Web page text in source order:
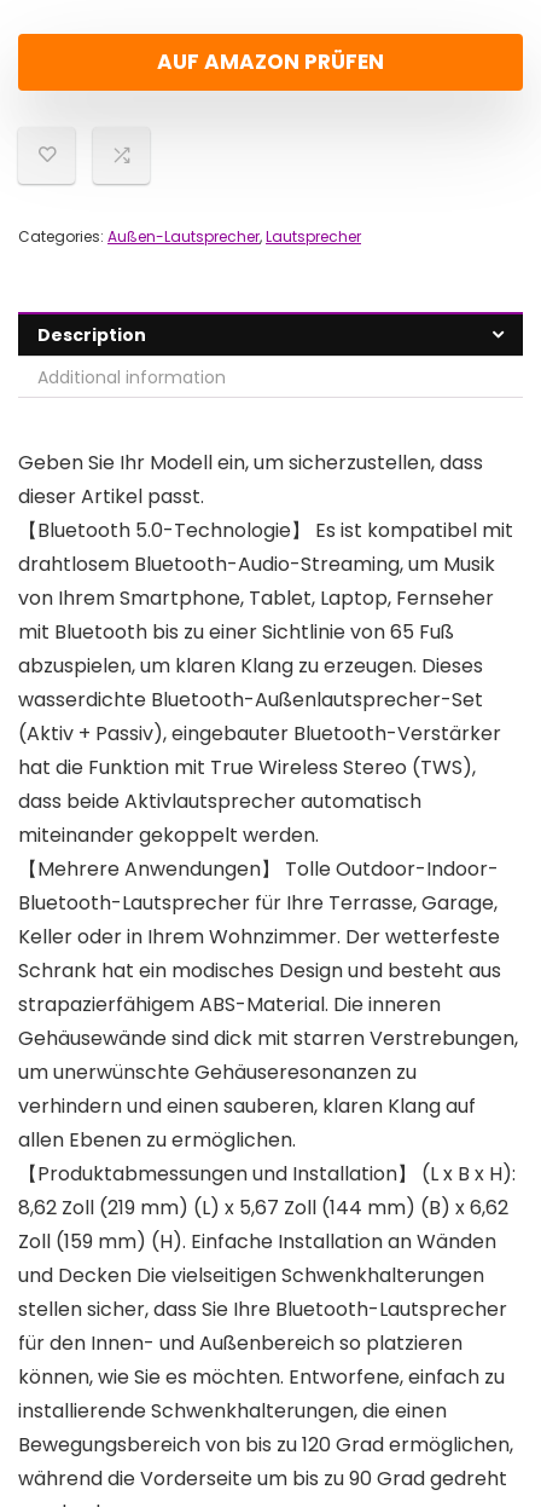
AUF AMAZON PRÜFEN
Categories: Außen-Lautsprecher,Lautsprecher
Description
Additional information
Geben Sie Ihr Modell ein, um sicherzustellen, dass
dieser Artikel passt.
【Bluetooth 5.0-Technologie】 Es ist kompatibel mit
drahtlosem Bluetooth-Audio-Streaming, um Musik
von Ihrem Smartphone, Tablet, Laptop, Fernseher
mit Bluetooth bis zu einer Sichtlinie von 65 Fuß
abzuspielen, um klaren Klang zu erzeugen. Dieses
wasserdichte Bluetooth-Außenlautsprecher-Set
(Aktiv + Passiv), eingebauter Bluetooth-Verstärker
hat die Funktion mit True Wireless Stereo (TWS),
dass beide Aktivlautsprecher automatisch
miteinander gekoppelt werden.
【Mehrere Anwendungen】 Tolle Outdoor-Indoor-
Bluetooth-Lautsprecher für Ihre Terrasse, Garage,
Keller oder in Ihrem Wohnzimmer. Der wetterfeste
Schrank hat ein modisches Design und besteht aus
strapazierfähigem ABS-Material. Die inneren
Gehäusewände sind dick mit starren Verstrebungen,
um unerwünschte Gehäuseresonanzen zu
verhindern und einen sauberen, klaren Klang auf
allen Ebenen zu ermöglichen.
【Produktabmessungen und Installation】 (L x B x H):
8,62 Zoll (219 mm) (L) x 5,67 Zoll (144 mm) (B) x 6,62
Zoll (159 mm) (H). Einfache Installation an Wänden
und Decken Die vielseitigen Schwenkhalterungen
stellen sicher, dass Sie Ihre Bluetooth-Lautsprecher
für den Innen- und Außenbereich so platzieren
können, wie Sie es möchten. Entworfene, einfach zu
installierende Schwenkhalterungen, die einen
Bewegungsbereich von bis zu 120 Grad ermöglichen,
während die Vorderseite um bis zu 90 Grad gedreht